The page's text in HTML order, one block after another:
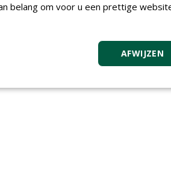
belang om voor u een prettige
AFWIJZEN